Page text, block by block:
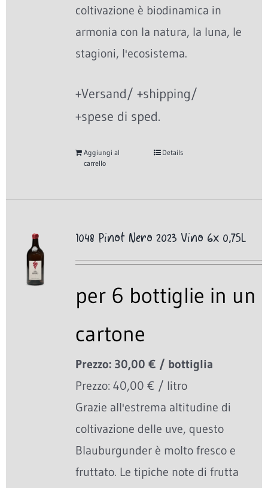
coltivazione è biodinamica in
armonia con la natura, la luna, le
stagioni, l'ecosistema.
+Versand/ +shipping/
+spese di sped.
Aggiungi al
carrello
Details
1048 Pinot Nero 2023 Vino 6x 0,75L
per 6 bottiglie in un
cartone
Prezzo: 30,00 € / bottiglia
Prezzo: 40,00 € / litro
Grazie all'estrema altitudine di
coltivazione delle uve, questo
Blauburgunder è molto fresco e
fruttato. Le tipiche note di frutta